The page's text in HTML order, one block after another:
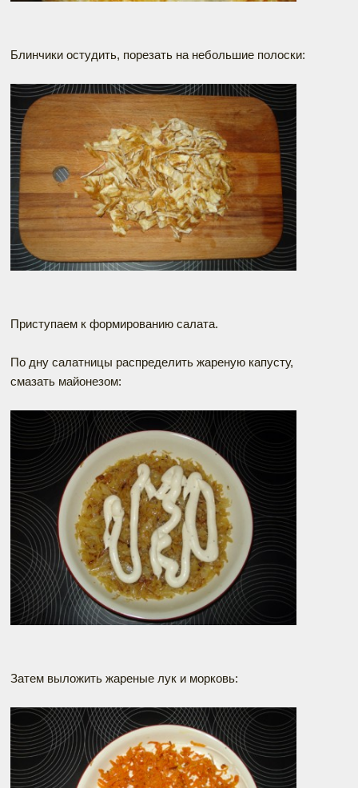
Блинчики остудить, порезать на небольшие полоски:
Приступаем к формированию салата.
По дну салатницы распределить жареную капусту,
смазать майонезом:
Затем выложить жареные лук и морковь: